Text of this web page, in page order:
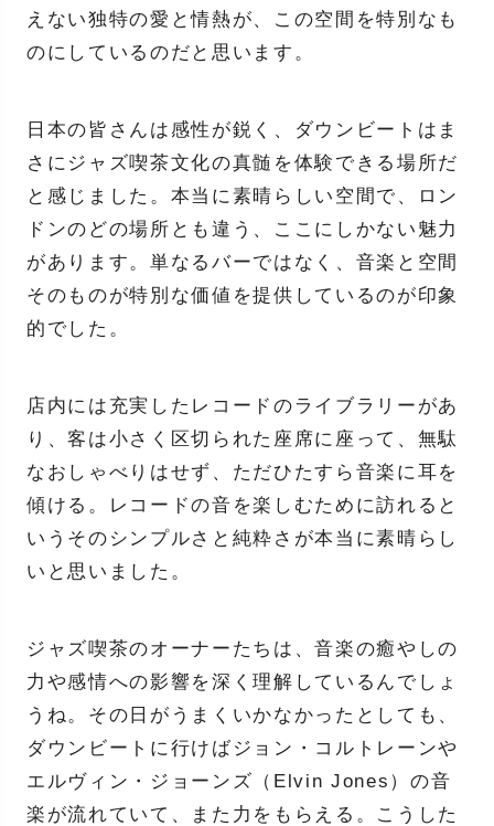
えない独特の愛と情熱が、この空間を特別なも
のにしているのだと思います。
日本の皆さんは感性が鋭く、ダウンビートはま
さにジャズ喫茶文化の真髄を体験できる場所だ
と感じました。本当に素晴らしい空間で、ロン
ドンのどの場所とも違う、ここにしかない魅力
があります。単なるバーではなく、音楽と空間
そのものが特別な価値を提供しているのが印象
的でした。
店内には充実したレコードのライブラリーがあ
り、客は小さく区切られた座席に座って、無駄
なおしゃべりはせず、ただひたすら音楽に耳を
傾ける。レコードの音を楽しむために訪れると
いうそのシンプルさと純粋さが本当に素晴らし
いと思いました。
ジャズ喫茶のオーナーたちは、音楽の癒やしの
力や感情への影響を深く理解しているんでしょ
うね。その日がうまくいかなかったとしても、
ダウンビートに行けばジョン・コルトレーンや
エルヴィン・ジョーンズ（Elvin Jones）の音
楽が流れていて、また力をもらえる。こうした